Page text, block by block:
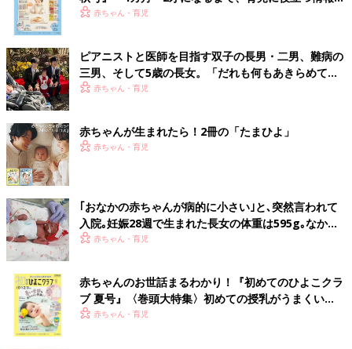
いっぱい！
赤ちゃん・育児
ピアニストと医師を目指す双子の長男・二男、難病の
三男、そして5歳の長女。「だれも何もあきらめてほ
しくない」母の思い
赤ちゃん・育児
赤ちゃんが生まれたら！2冊の「たまひよ」
赤ちゃん・育児
｢おなかの赤ちゃんが病的に小さい｣と､突然言われて
入院｡妊娠28週で生まれた長女の体重は595g｡なかな
か会えない日々に涙した【低出生体重児】
赤ちゃん・育児
赤ちゃんのお世話まるわかり！『初めてのひよこクラ
ブ 夏号』〈巻頭大特集〉初めての授乳がうまくい
く！ おっぱい・ミルクの基本と夏のトラブル 解決テ
赤ちゃん・育児